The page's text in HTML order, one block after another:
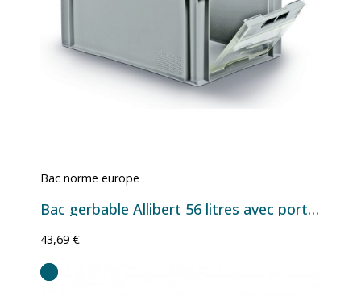
Bac norme europe
Bac gerbable Allibert 56 litres avec porte petit côté
43,69 €